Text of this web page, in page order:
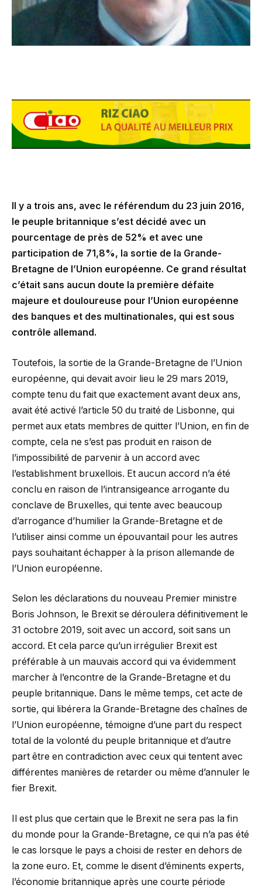
Il y a trois ans, avec le référendum du 23 juin 2016,
le peuple britannique s’est décidé avec un
pourcentage de près de 52% et avec une
participation de 71,8%, la sortie de la Grande-
Bretagne de l’Union européenne. Ce grand résultat
c’était sans aucun doute la première défaite
majeure et douloureuse pour l’Union européenne
des banques et des multinationales, qui est sous
contrôle allemand.
Toutefois, la sortie de la Grande-Bretagne de l’Union
européenne, qui devait avoir lieu le 29 mars 2019,
compte tenu du fait que exactement avant deux ans,
avait été activé l’article 50 du traité de Lisbonne, qui
permet aux etats membres de quitter l’Union, en fin de
compte, cela ne s’est pas produit en raison de
l’impossibilité de parvenir à un accord avec
l’establishment bruxellois. Et aucun accord n’a été
conclu en raison de l’intransigeance arrogante du
conclave de Bruxelles, qui tente avec beaucoup
d’arrogance d’humilier la Grande-Bretagne et de
l’utiliser ainsi comme un épouvantail pour les autres
pays souhaitant échapper à la prison allemande de
l’Union européenne.
Selon les déclarations du nouveau Premier ministre
Boris Johnson, le Brexit se déroulera définitivement le
31 octobre 2019, soit avec un accord, soit sans un
accord. Et cela parce qu’un irrégulier Brexit est
préférable à un mauvais accord qui va évidemment
marcher à l’encontre de la Grande-Bretagne et du
peuple britannique. Dans le même temps, cet acte de
sortie, qui libérera la Grande-Bretagne des chaînes de
l’Union européenne, témoigne d’une part du respect
total de la volonté du peuple britannique et d’autre
part être en contradiction avec ceux qui tentent avec
différentes manières de retarder ou même d’annuler le
fier Brexit.
Il est plus que certain que le Brexit ne sera pas la fin
du monde pour la Grande-Bretagne, ce qui n’a pas été
le cas lorsque le pays a choisi de rester en dehors de
la zone euro. Et, comme le disent d’éminents experts,
l’économie britannique après une courte période